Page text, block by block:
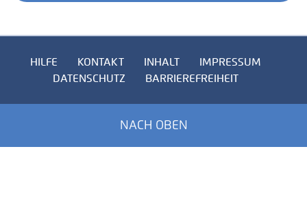
HILFE KONTAKT INHALT
IMPRESSUM
DATENSCHUTZ
BARRIEREFREIHEIT
NACH OBEN